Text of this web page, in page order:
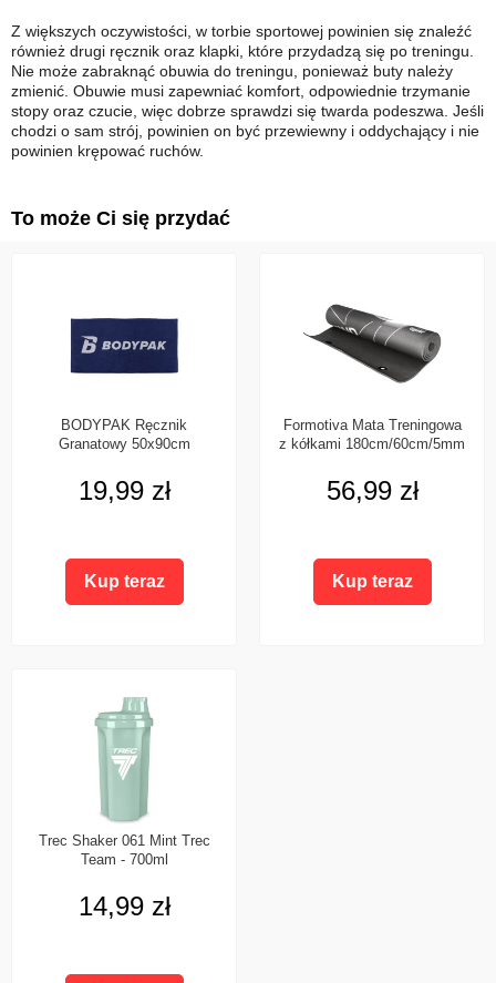
Z większych oczywistości, w torbie sportowej powinien się znaleźć
również drugi ręcznik oraz klapki, które przydadzą się po treningu.
Nie może zabraknąć obuwia do treningu, ponieważ buty należy
zmienić. Obuwie musi zapewniać komfort, odpowiednie trzymanie
stopy oraz czucie, więc dobrze sprawdzi się twarda podeszwa. Jeśli
chodzi o sam strój, powinien on być przewiewny i oddychający i nie
powinien krępować ruchów.
To może Ci się przydać
BODYPAK Ręcznik
Granatowy 50x90cm
19,99 zł
Kup teraz
Formotiva Mata Treningowa
z kółkami 180cm/60cm/5mm
56,99 zł
Kup teraz
Trec Shaker 061 Mint Trec
Team - 700ml
14,99 zł